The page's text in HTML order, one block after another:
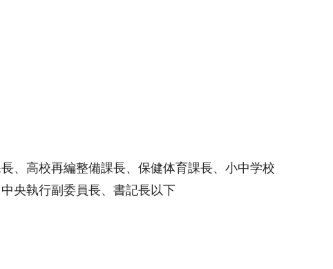
、高校再編整備課長、保健体育課長、小中学校
央執行副委員長、書記長以下